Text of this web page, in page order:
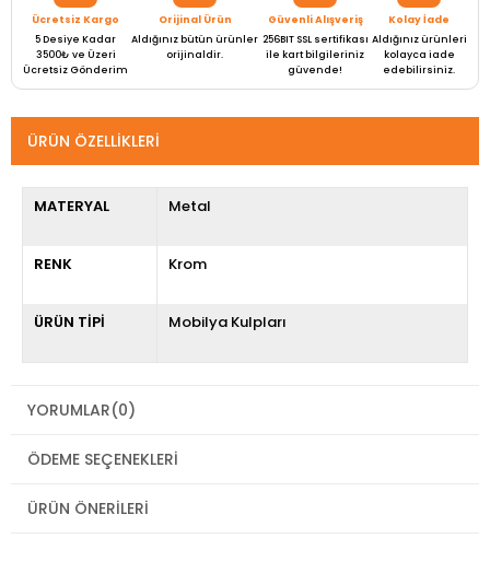
Ücretsiz Kargo
5 Desiye Kadar
3500₺ ve Üzeri
Ücretsiz Gönderim
Orijinal Ürün
Aldığınız bütün ürünler
orijinaldir.
Güvenli Alışveriş
256BIT SSL sertifikası
ile kart bilgileriniz
güvende!
Kolay İade
Aldığınız ürünleri
kolayca iade
edebilirsiniz.
ÜRÜN ÖZELLIKLERI
MATERYAL Metal
RENK Krom
ÜRÜN TİPİ Mobilya Kulpları
YORUMLAR(0)
ÖDEME SEÇENEKLERI
ÜRÜN ÖNERILERI